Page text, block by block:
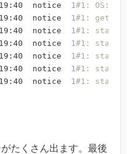
notice 1#1: OS:
notice 1#1:
notice 1#1: start
notice 1#1: start
notice 1#1: start
notice 1#1: start
notice 1#1: start
たくさん出ます。最後